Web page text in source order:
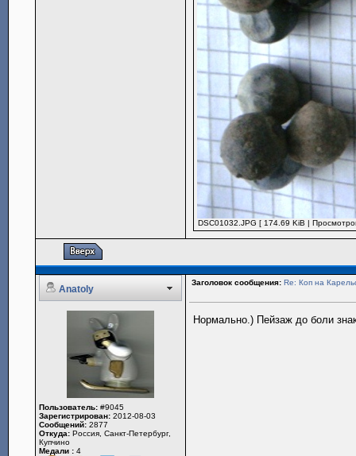
DSC01032.JPG [ 174.69 KiB |
Anatoly
Заголовок сообщения: Re: Коп на
Пользователь: #9045
Зарегистрирован: 2012-08-03
Сообщений: 2877
Откуда: Россия, Санкт-Петербург,
Купчино
Медали : 4
Нормально.) Пейзаж до боли